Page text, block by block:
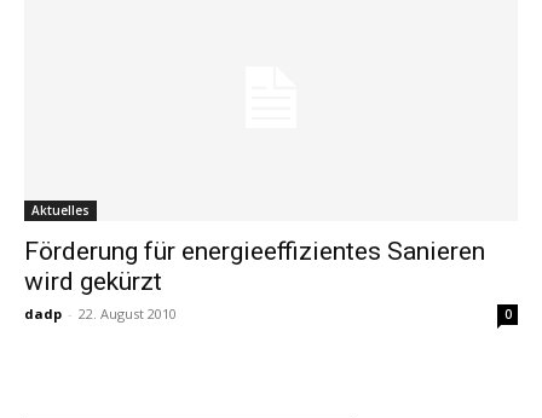
Aktuelles
Förderung für energieeffizientes Sanieren
wird gekürzt
dadp - 22. August 2010 0